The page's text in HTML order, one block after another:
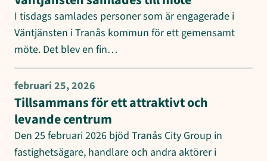
I tisdags samlades personer som är engagerade i
Väntjänsten i Tranås kommun för ett gemensamt
möte. Det blev en fin…
februari 25, 2026
Tillsammans för ett attraktivt och
levande centrum
Den 25 februari 2026 bjöd Tranås City Group in
fastighetsägare, handlare och andra aktörer i